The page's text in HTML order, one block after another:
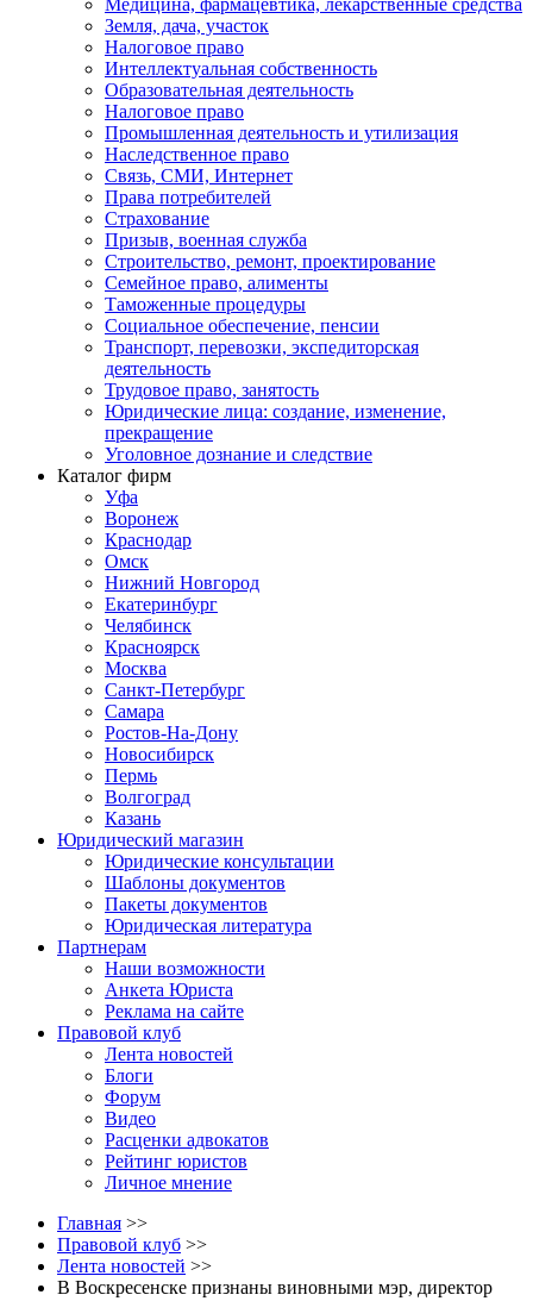
Медицина, фармацевтика, лекарственные средства
Земля, дача, участок
Налоговое право
Интеллектуальная собственность
Образовательная деятельность
Налоговое право
Промышленная деятельность и утилизация
Наследственное право
Связь, СМИ, Интернет
Права потребителей
Страхование
Призыв, военная служба
Строительство, ремонт, проектирование
Семейное право, алименты
Таможенные процедуры
Социальное обеспечение, пенсии
Транспорт, перевозки, экспедиторская
деятельность
Трудовое право, занятость
Юридические лица: создание, изменение,
прекращение
Уголовное дознание и следствие
Каталог фирм
Уфа
Воронеж
Краснодар
Омск
Нижний Новгород
Екатеринбург
Челябинск
Красноярск
Москва
Санкт-Петербург
Самара
Ростов-На-Дону
Новосибирск
Пермь
Волгоград
Казань
Юридический магазин
Юридические консультации
Шаблоны документов
Пакеты документов
Юридическая литература
Партнерам
Наши возможности
Анкета Юриста
Реклама на сайте
Правовой клуб
Лента новостей
Блоги
Форум
Видео
Расценки адвокатов
Рейтинг юристов
Личное мнение
Главная >>
Правовой клуб >>
Лента новостей >>
В Воскресенске признаны виновными мэр, директор